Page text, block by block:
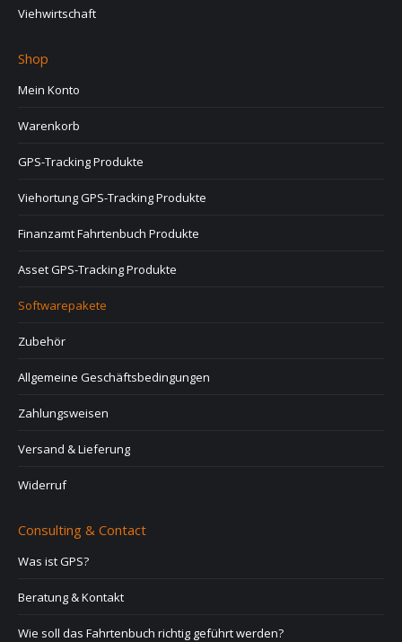
Viehwirtschaft
Shop
Mein Konto
Warenkorb
GPS-Tracking Produkte
Viehortung GPS-Tracking Produkte
Finanzamt Fahrtenbuch Produkte
Asset GPS-Tracking Produkte
Softwarepakete
Zubehör
Allgemeine Geschäftsbedingungen
Zahlungsweisen
Versand & Lieferung
Widerruf
Consulting & Contact
Was ist GPS?
Beratung & Kontakt
Wie soll das Fahrtenbuch richtig geführt werden?